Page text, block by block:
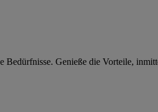
Genieße die Vorteile,